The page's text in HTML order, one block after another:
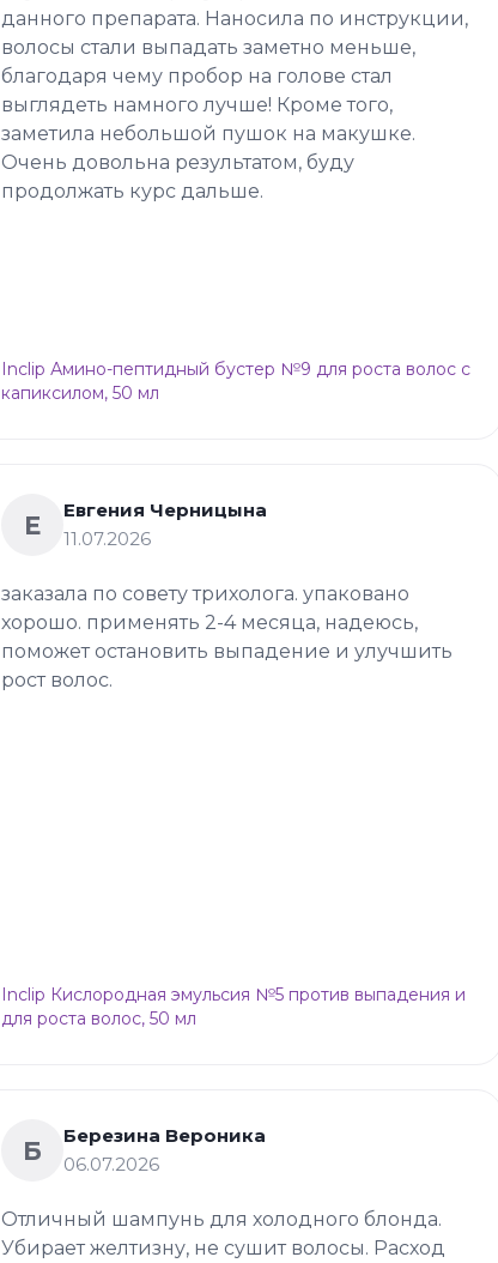
данного препарата. Наносила по инструкции,
волосы стали выпадать заметно меньше,
благодаря чему пробор на голове стал
выглядеть намного лучше! Кроме того,
заметила небольшой пушок на макушке.
Очень довольна результатом, буду
продолжать курс дальше.
Inclip Амино-пептидный бустер №9 для роста волос с
капиксилом, 50 мл
Е
Евгения Черницына
11.07.2026
заказала по совету трихолога. упаковано
хорошо. применять 2-4 месяца, надеюсь,
поможет остановить выпадение и улучшить
рост волос.
Inclip Кислородная эмульсия №5 против выпадения и
для роста волос, 50 мл
Б
Березина Вероника
06.07.2026
Отличный шампунь для холодного блонда.
Убирает желтизну, не сушит волосы. Расход